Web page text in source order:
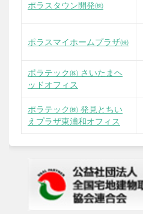
ポラスタウン開発㈱
ポラスマイホームプラザ㈱
ポラテック㈱ さいたまヘ
ッドオフィス
ポラテック㈱ 発見とちい
えプラザ東浦和オフィス